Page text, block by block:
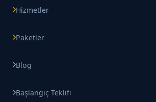
Hizmetler
Paketler
Blog
Başlangıç Teklifi